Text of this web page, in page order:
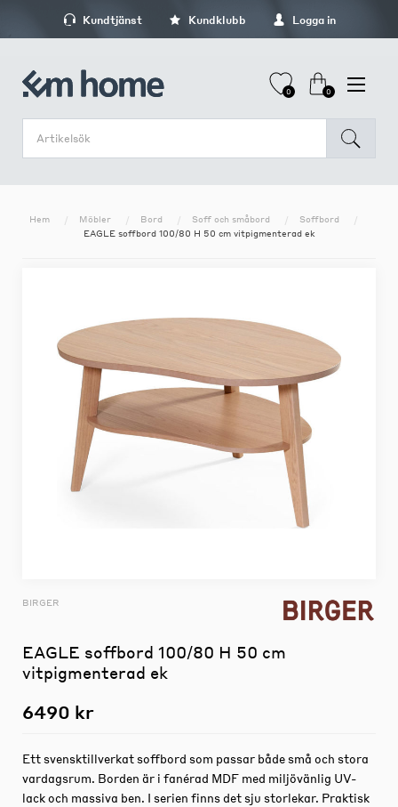
Kundtjänst Kundklubb Logga in
0 0
Hem Möbler Bord Soff och småbord
Soffbord
EAGLE soffbord 100/80 H 50 cm vitpigmenterad ek
BIRGER
EAGLE soffbord 100/80 H 50 cm
vitpigmenterad ek
6490 kr
Ett svensktillverkat soffbord som passar både små och stora
vardagsrum. Borden är i fanérad MDF med miljövänlig UV-
lack och massiva ben. I serien finns det sju storlekar. Praktisk